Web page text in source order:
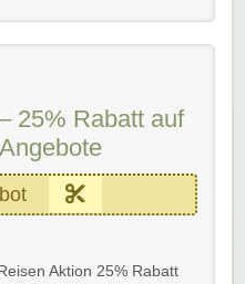
50 Minuten
25% Rabatt auf
Aktion 25% Rabatt